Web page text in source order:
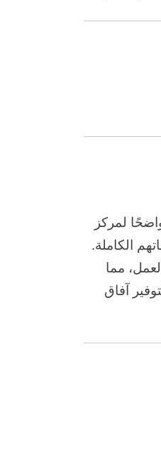
لمركز
الكاملة.
العمل، مما
آفاق